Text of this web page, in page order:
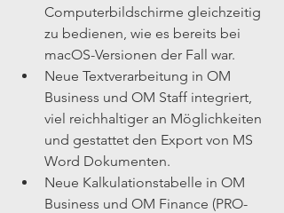
Computerbildschirme gleichzeitig
zu bedienen, wie es bereits bei
macOS-Versionen der Fall war.
Neue Textverarbeitung in OM
Business und OM Staff integriert,
viel reichhaltiger an Möglichkeiten
und gestattet den Export von MS
Word Dokumenten.
Neue Kalkulationstabelle in OM
Business und OM Finance (PRO-